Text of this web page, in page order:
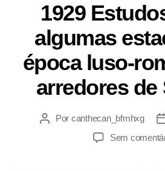
1929
algumas
época luso-
arredores de
Por canthecan_bfmhxg
Sem